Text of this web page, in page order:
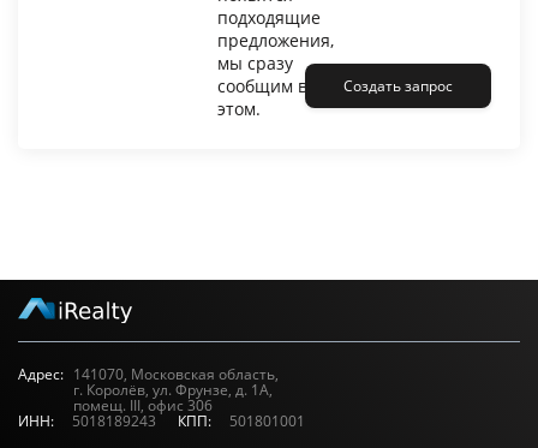
подходящие
предложения,
мы сразу
сообщим вам об
этом.
Создать запрос
Адрес: 141070, Московская область,
г. Королёв, ул. Фрунзе, д. 1А,
помещ. III, офис 306
ИНН:
5018189243 КПП: 501801001